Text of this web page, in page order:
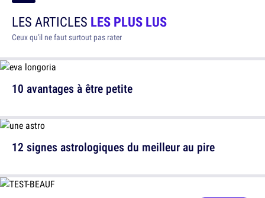
LES ARTICLES LES PLUS LUS
Ceux qu'il ne faut surtout pas rater
10 avantages à être petite
12 signes astrologiques du meilleur au pire